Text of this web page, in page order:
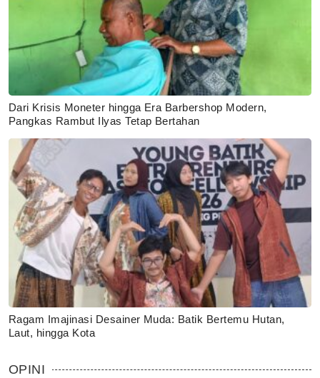
Dari Krisis Moneter hingga Era Barbershop Modern,
Pangkas Rambut Ilyas Tetap Bertahan
Ragam Imajinasi Desainer Muda: Batik Bertemu Hutan,
Laut, hingga Kota
OPINI